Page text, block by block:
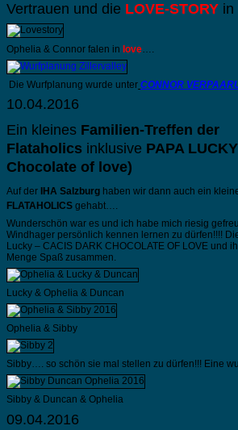
Vertrauen und die LOVE-STORY in
Ophelia & Connor falen in love
Die Wurfplanung wurde unter CONNOR
10.04.2016
Ein kleines Familien-Treffen der
Flataholics inklusive PAPA
Chocolate of love)
Auf der IHA Salzburg haben wir dann auch ein
FLATAHOLICS gehabt….
Wunderschön war es und ich habe mich riesig
Windhager persönlich kennen lernen zu dürfen!!!!
Lucky – CACIS DARK CHOCOLATE OF LOVE und
Menge Spaß zusammen.
Lucky & Ophelia & Duncan
Ophelia & Sibby
Sibby…. so schön sie mal stellen zu dürfen!!! Eine
Sibby & Duncan & Ophelia
09.04.2016